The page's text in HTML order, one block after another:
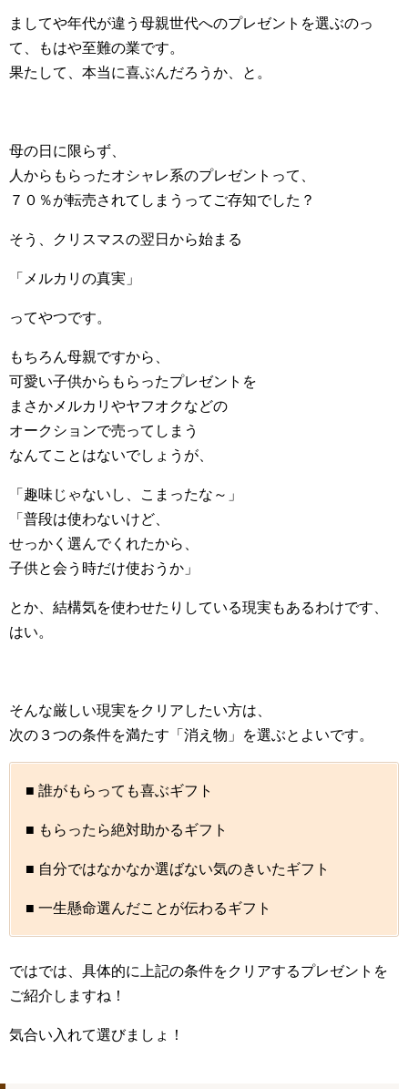
ましてや年代が違う母親世代へのプレゼントを選ぶのっ
て、もはや至難の業です。
果たして、本当に喜ぶんだろうか、と。
母の日に限らず、
人からもらったオシャレ系のプレゼントって、
７０％が転売されてしまうってご存知でした？
そう、クリスマスの翌日から始まる
「メルカリの真実」
ってやつです。
もちろん母親ですから、
可愛い子供からもらったプレゼントを
まさかメルカリやヤフオクなどの
オークションで売ってしまう
なんてことはないでしょうが、
「趣味じゃないし、こまったな～」
「普段は使わないけど、
せっかく選んでくれたから、
子供と会う時だけ使おうか」
とか、結構気を使わせたりしている現実もあるわけです、
はい。
そんな厳しい現実をクリアしたい方は、
次の３つの条件を満たす「消え物」を選ぶとよいです。
■ 誰がもらっても喜ぶギフト
■ もらったら絶対助かるギフト
■ 自分ではなかなか選ばない気のきいたギフト
■ 一生懸命選んだことが伝わるギフト
ではでは、具体的に上記の条件をクリアするプレゼントを
ご紹介しますね！
気合い入れて選びましょ！